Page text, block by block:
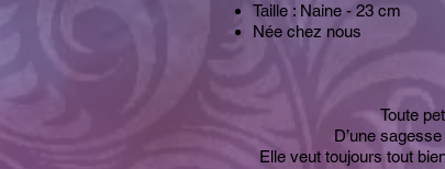
Taille : Naine - 23 cm
Née chez nous
Toute
D’une
Elle veut toujours tout